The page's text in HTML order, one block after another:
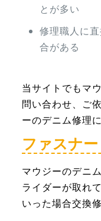
とが多い
修理職人に
合がある
当サイトでもマ
問い合わせ、ご
ーのデニム修理
ファスナ
マウジーのデニ
ライダーが取れ
いった場合交換